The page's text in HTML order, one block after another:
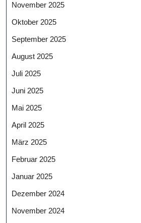
November 2025
Oktober 2025
September 2025
August 2025
Juli 2025
Juni 2025
Mai 2025
April 2025
März 2025
Februar 2025
Januar 2025
Dezember 2024
November 2024